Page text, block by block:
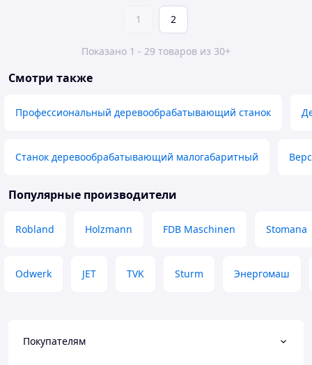
1 2
Показано 1 - 29 товаров из 30+
Смотри также
Профессиональный деревообрабатывающий станок
Станок деревообрабатывающий малогабаритный
Популярные производители
Robland Holzmann FDB Maschinen Stomana
Odwerk JET TVK Sturm Энергомаш
Покупателям